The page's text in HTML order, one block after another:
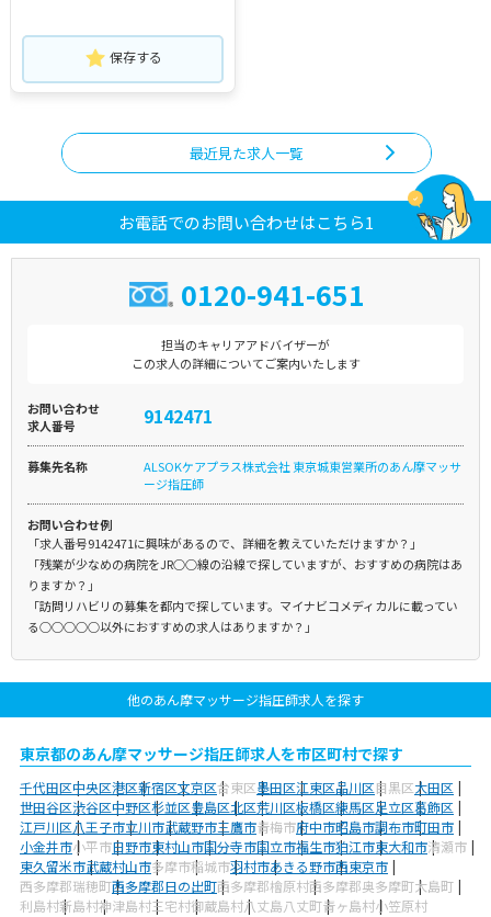
保存する
最近見た求人一覧
お電話でのお問い合わせはこちら1
0120-941-651
担当のキャリアアドバイザーが
この求人の詳細についてご案内いたします
お問い合わせ
求人番号
9142471
募集先名称
ALSOKケアプラス株式会社 東京城東営業所のあん摩マッサ
ージ指圧師
お問い合わせ例
「求人番号9142471に興味があるので、詳細を教えていただけますか？」
「残業が少なめの病院をJR○○線の沿線で探していますが、おすすめの病院はあ
りますか？」
「訪問リハビリの募集を都内で探しています。マイナビコメディカルに載ってい
る○○○○○以外におすすめの求人はありますか？」
他のあん摩マッサージ指圧師求人を探す
東京都のあん摩マッサージ指圧師求人を市区町村で探す
千代田区中央区港区新宿区文京区台東区墨田区江東区品川区目黒区大田区
世田谷区渋谷区中野区杉並区豊島区北区荒川区板橋区練馬区足立区葛飾区
江戸川区八王子市立川市武蔵野市三鷹市青梅市府中市昭島市調布市町田市
小金井市小平市日野市東村山市国分寺市国立市福生市狛江市東大和市清瀬市
東久留米市武蔵村山市多摩市稲城市羽村市あきる野市西東京市
西多摩郡瑞穂町西多摩郡日の出町西多摩郡檜原村西多摩郡奥多摩町大島町
利島村新島村神津島村三宅村御蔵島村八丈島八丈町青ヶ島村小笠原村